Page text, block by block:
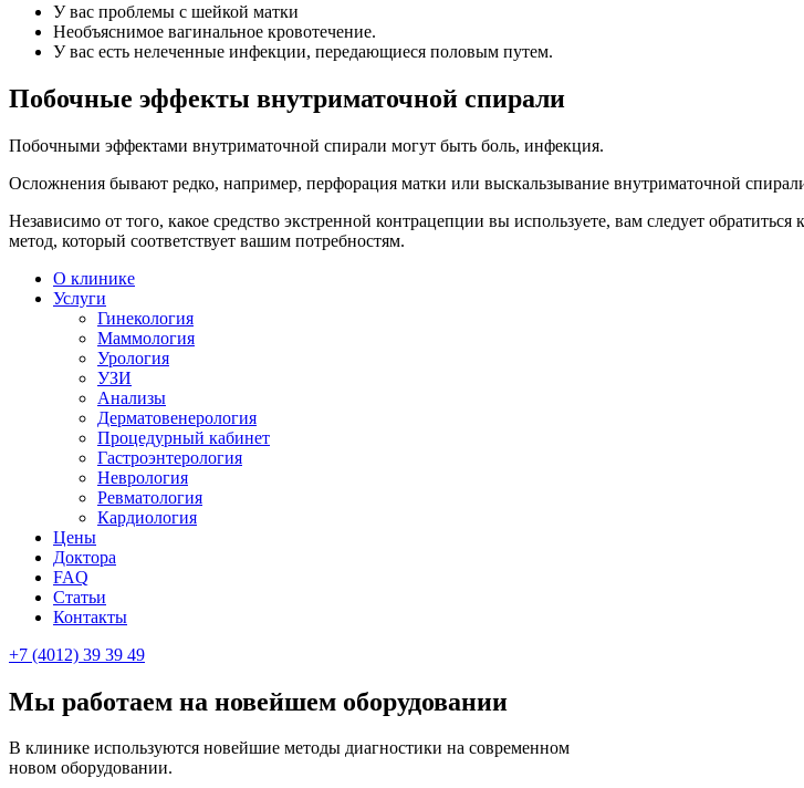
У вас проблемы с шейкой матки
Необъяснимое вагинальное кровотечение.
У вас есть нелеченные инфекции, передающиеся половым путем.
Побочные эффекты внутриматочной спирали
Побочными эффектами внутриматочной спирали могут быть боль, инфекция.
Осложнения бывают редко, например, перфорация матки или выскальзывание внутриматочной
Независимо от того, какое средство экстренной контрацепции вы используете, вам следует
метод, который соответствует вашим потребностям.
О клинике
Услуги
Гинекология
Маммология
Урология
УЗИ
Анализы
Дерматовенерология
Процедурный кабинет
Гастроэнтерология
Неврология
Ревматология
Кардиология
Цены
Доктора
FAQ
Статьи
Контакты
+7 (4012) 39 39 49
Мы работаем на новейшем оборудовании
В клинике используются новейшие методы диагностики на современном
новом оборудовании.